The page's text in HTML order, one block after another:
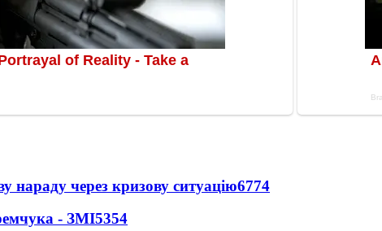
нараду через кризову ситуацію6774
- ЗМІ5354